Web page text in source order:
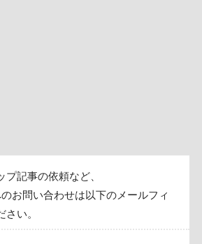
記事の依頼など、
お問い合わせは以下のメールフィ
い。